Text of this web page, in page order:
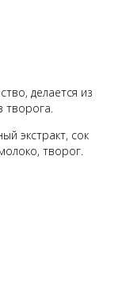
делается из
творога.
экстракт, сок
творог.